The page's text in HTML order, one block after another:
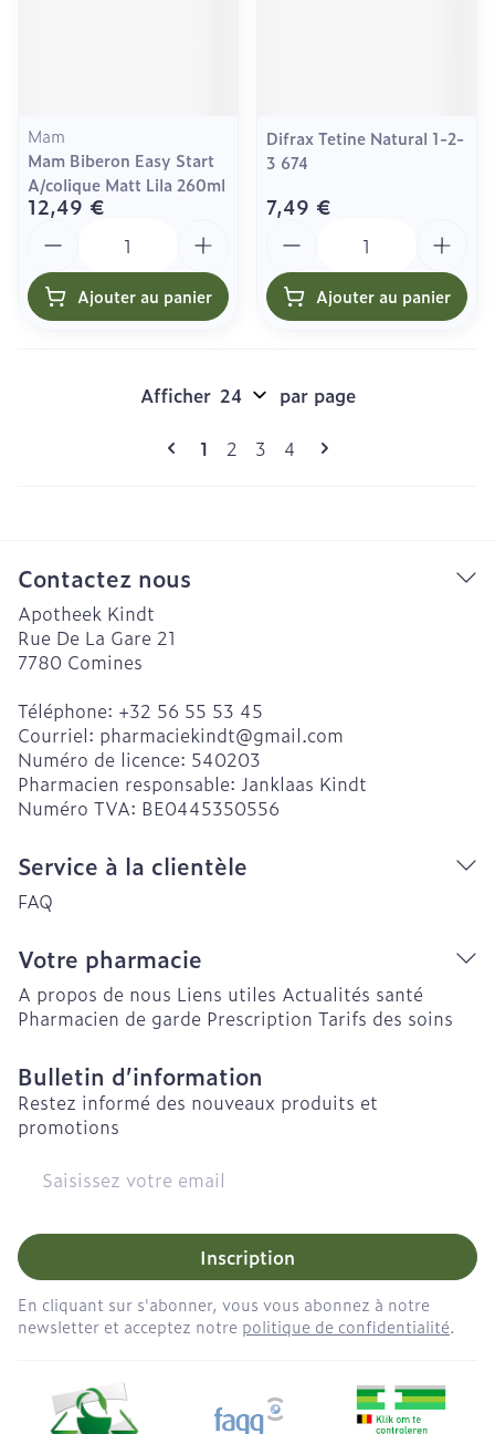
Mam
Mam Biberon Easy Start
A/colique Matt Lila 260ml
12,49 €
Ajouter au panier
Difrax Tetine Natural 1-2-
3 674
7,49 €
Ajouter au panier
Pages
Vous lisez actuellement la page
1 Page
2 Page
3 Page
4
Afficher par page
Contactez nous
Apotheek Kindt
Rue De La Gare 21
7780 Comines
Téléphone: +32 56 55 53 45
Courriel: pharmaciekindt@gmail.com
Numéro de licence: 540203
Pharmacien responsable: Janklaas Kindt
Numéro TVA: BE0445350556
Service à la clientèle
FAQ
Votre pharmacie
A propos de nous Liens utiles Actualités santé
Pharmacien de garde Prescription Tarifs des soins
Bulletin d’information
Restez informé des nouveaux produits et
promotions
Adresse mail
Inscription
En cliquant sur s'abonner, vous vous abonnez à notre
newsletter et acceptez notre politique de confidentialité.